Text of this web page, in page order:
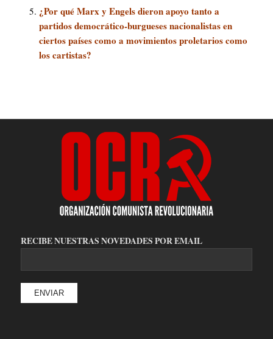
¿Por qué Marx y Engels dieron apoyo tanto a
partidos democrático-burgueses nacionalistas en
ciertos países como a movimientos proletarios como
los cartistas?
RECIBE NUESTRAS NOVEDADES POR EMAIL